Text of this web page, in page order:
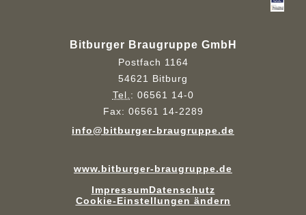
Bitburger Braugruppe GmbH
Postfach 1164
54621 Bitburg
Tel. : 06561 14-0
Fax: 06561 14-2289
info@bitburger-braugruppe.de
www.bitburger-braugruppe.de
ImpressumDatenschutz
Cookie-Einstellungen ändern